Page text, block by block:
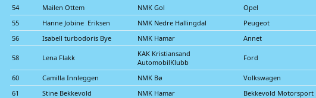
54
Mailen Ottem NMK Gol
Opel
55
Hanne Jobine Eriksen NMK Nedre Hallingdal
Peugeot
56
Isabell turbodoris Bye NMK Hamar Annet
58 Lena Flakk
KAK Kristiansand
AutomobilKlubb
Ford
60 Camilla Innleggen NMK Bø
Volkswagen
61
Stine Bekkevold NMK Hamar
Bekkevold Motorsport